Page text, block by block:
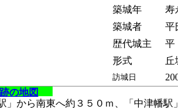
の地図
築城年
寿
築城者
平
歴代城主
平
形式
丘
訪城日
」から南東へ約３５０ｍ、「中津幡